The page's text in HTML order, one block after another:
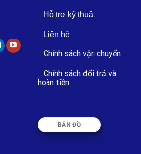
Hỗ trợ kỹ thuật
Liên hệ
Chính sách vận chuyển
Chính sách đổi trả và
hoàn tiền
BẢN ĐỒ